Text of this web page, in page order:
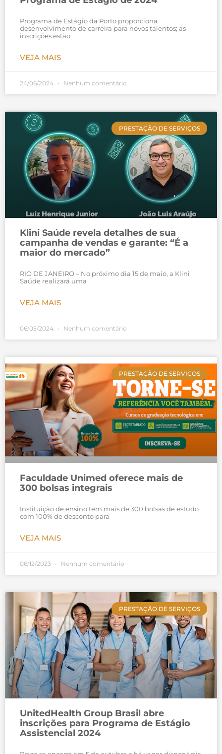
Programa de Estágio da Porto proporciona
desenvolvimento de carreira para novos talentos; as
inscrições estão
VEJA MAIS
24/06/2024 Nenhum comentário
PRESTAÇÃO DE SERVIÇOS
Klini Saúde revela detalhes de sua
campanha de vendas e garante: “É a
maior do mercado”
RIO DE JANEIRO – No próximo dia 15 de maio, a Klini
Saúde realizará uma
VEJA MAIS
06/05/2024 Nenhum comentário
PRESTAÇÃO DE SERVIÇOS
Faculdade Unimed oferece mais de
300 bolsas integrais
Instituição de ensino tem mais de 300 bolsas de estudo
com 100% de desconto para
VEJA MAIS
06/12/2023 Nenhum comentário
PRESTAÇÃO DE SERVIÇOS
UnitedHealth Group Brasil abre
inscrições para Programa de Estágio
Assistencial 2024